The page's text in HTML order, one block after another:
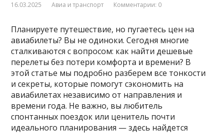
16.03.2025 Авиа и транспорт Комментарии: 0
Планируете путешествие, но пугаетесь цен на
авиабилеты? Вы не одиноки. Сегодня многие
сталкиваются с вопросом: как найти дешевые
перелеты без потери комфорта и времени? В
этой статье мы подробно разберем все тонкости
и секреты, которые помогут сэкономить на
авиабилетах независимо от направления и
времени года. Не важно, вы любитель
спонтанных поездок или ценитель почти
идеального планирования — здесь найдется